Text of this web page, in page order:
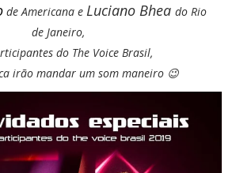
de Americana e Luciano Bhea do Rio
de Janeiro,
do The Voice Brasil,
irão mandar um som maneiro 😉